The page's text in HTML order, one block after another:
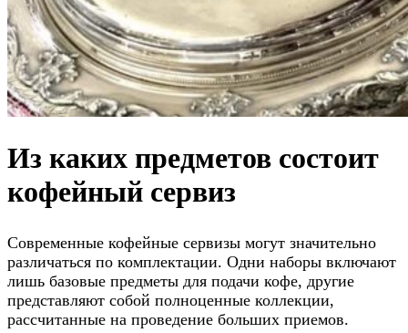
Из каких предметов состоит
кофейный сервиз
Современные кофейные сервизы могут значительно
различаться по комплектации. Одни наборы включают
лишь базовые предметы для подачи кофе, другие
представляют собой полноценные коллекции,
рассчитанные на проведение больших приемов.